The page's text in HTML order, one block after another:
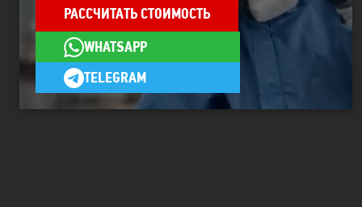
РАССЧИТАТЬ СТОИМОСТЬ
WHATSAPP
TELEGRAM